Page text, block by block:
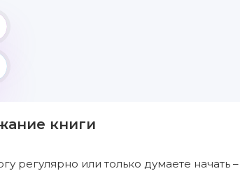
книги
регулярно или только думаете